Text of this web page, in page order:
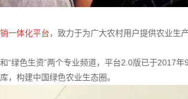
一体化平台，致力于为广大农村用户提供农业生
绿色生资”两个专业频道，平台2.0版已于2017年
，构建中国绿色农业生态圈。